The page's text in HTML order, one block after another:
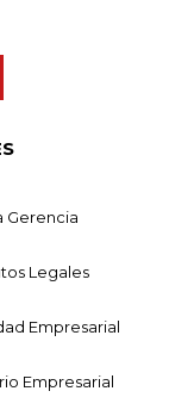
Gerencia
Legales
Empresarial
Empresarial